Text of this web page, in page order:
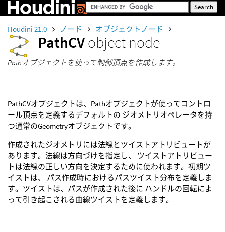
Houdini 21.0 ノード オブジェクトノード
PathCVobject node
Pathオブジェクトを使って制御頂点を作成します。
PathCVオブジェクトは、Pathオブジェクトが使ってコントロ
ール頂点を定義するデフォルトの ジオメトリオペレータを持
つ通常のGeometryオブジェクトです。
作成されたジオメトリには法線とツイストアトリビュートが
あります。法線は方向づけを指定し、 ツイストアトリビュー
トは法線の正しい方向を決定するために使われます。初期ツ
イストは、 パス作成時におけるパスツイスト分布を定義しま
す。ツイストは、パスが作成された後に ハンドルの回転によ
って引き起こされる曲線ツイストを定義します。